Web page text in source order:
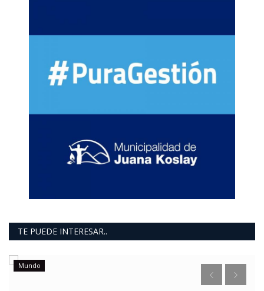
TE PUEDE INTERESAR..
Mundo